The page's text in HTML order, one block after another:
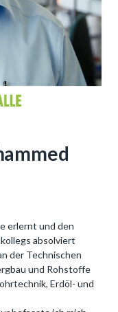
erlernt und den
absolviert
der Technischen
und Rohstoffe
Erdöl- und